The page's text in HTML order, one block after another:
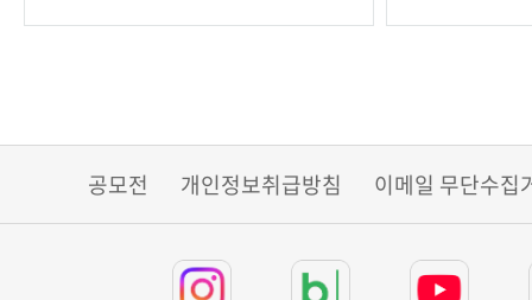
공모전 개인정보취급방침 이메일 무단수집